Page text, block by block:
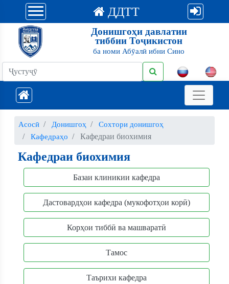
ДДТТ
Донишгоҳи давлатии
тиббии Тоҷикистон
ба номи Абӯалӣ ибни Сино
Асосӣ Донишгоҳ
Сохтори донишгоҳ
Кафедраҳо
Кафедраи биохимия
Кафедраи биохимия
Базаи клиникии кафедра
Дастовардҳои кафедра (мукофотҳои корӣ)
Корҳои тиббӣ ва машваратӣ
Тамос
Таърихи кафедра